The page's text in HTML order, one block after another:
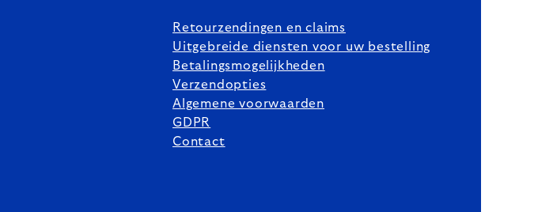
Retourzendingen en claims
Uitgebreide diensten voor uw bestelling
Betalingsmogelijkheden
Verzendopties
Algemene voorwaarden
GDPR
Contact